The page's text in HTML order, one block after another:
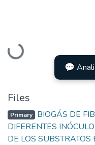
Loading...
💬
Files
Primary BIOGÁS DE
DIFERENTES
DE LOS